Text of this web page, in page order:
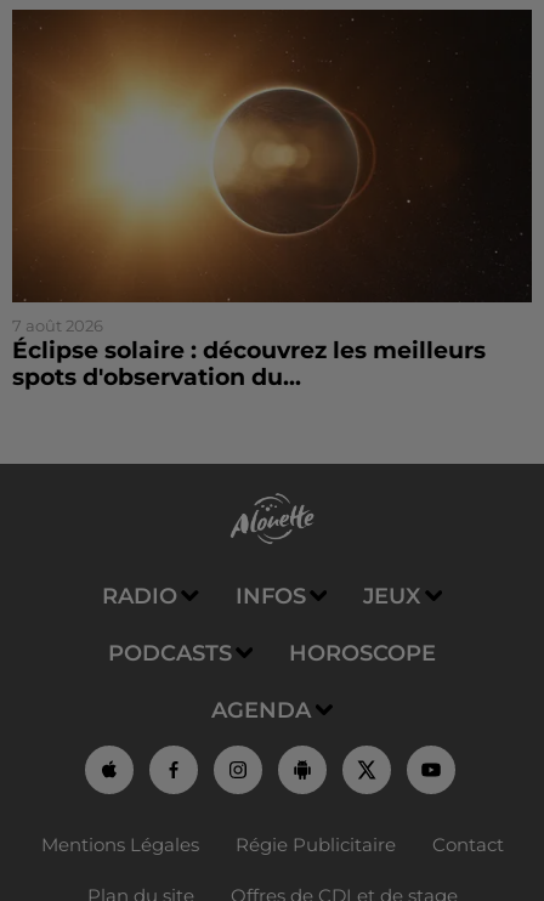
7 août 2026
Éclipse solaire : découvrez les meilleurs
spots d'observation du...
RADIO INFOS JEUX
PODCASTS HOROSCOPE
AGENDA
Mentions Légales Régie Publicitaire Contact
Plan du site Offres de CDI et de stage